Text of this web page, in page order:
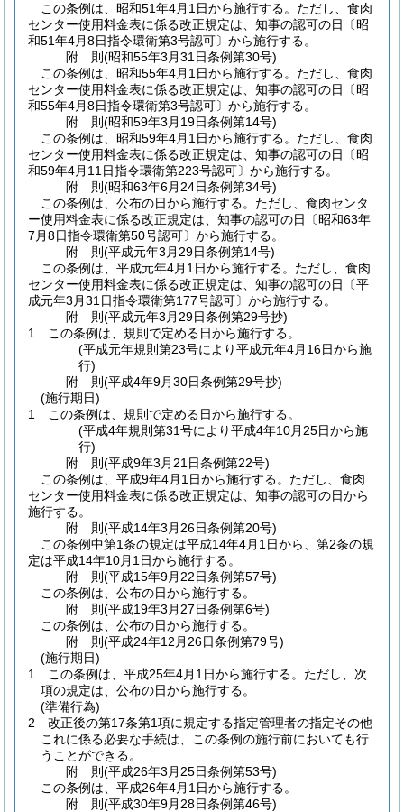
この条例は、昭和51年4月1日から施行する。 ただし、食肉
センター使用料金表に係る改正規定は、知事の認可の日〔昭
和51年4月8日指令環衛第3号認可〕から施行する。
附 則(昭和55年3月31日条例第30号)
この条例は、昭和55年4月1日から施行する。 ただし、食肉
センター使用料金表に係る改正規定は、知事の認可の日〔昭
和55年4月8日指令環衛第3号認可〕から施行する。
附 則(昭和59年3月19日条例第14号)
この条例は、昭和59年4月1日から施行する。 ただし、食肉
センター使用料金表に係る改正規定は、知事の認可の日〔昭
和59年4月11日指令環衛第223号認可〕から施行する。
附 則(昭和63年6月24日条例第34号)
この条例は、公布の日から施行する。 ただし、食肉センタ
ー使用料金表に係る改正規定は、知事の認可の日〔昭和63年
7月8日指令環衛第50号認可〕から施行する。
附 則(平成元年3月29日条例第14号)
この条例は、平成元年4月1日から施行する。 ただし、食肉
センター使用料金表に係る改正規定は、知事の認可の日〔平
成元年3月31日指令環衛第177号認可〕から施行する。
附 則(平成元年3月29日条例第29号抄)
1
この条例は、規則で定める日から施行する。
(平成元年規則第23号により平成元年4月16日から施
行)
附 則(平成4年9月30日条例第29号抄)
(施行期日)
1
この条例は、規則で定める日から施行する。
(平成4年規則第31号により平成4年10月25日から施
行)
附 則(平成9年3月21日条例第22号)
この条例は、平成9年4月1日から施行する。 ただし、食肉
センター使用料金表に係る改正規定は、知事の認可の日から
施行する。
附 則(平成14年3月26日条例第20号)
この条例中第1条の規定は平成14年4月1日から、第2条の規
定は平成14年10月1日から施行する。
附 則(平成15年9月22日条例第57号)
この条例は、公布の日から施行する。
附 則(平成19年3月27日条例第6号)
この条例は、公布の日から施行する。
附 則(平成24年12月26日条例第79号)
(施行期日)
1
この条例は、平成25年4月1日から施行する。 ただし、次
項の規定は、公布の日から施行する。
(準備行為)
2
改正後の第17条第1項に規定する指定管理者の指定その他
これに係る必要な手続は、この条例の施行前においても行
うことができる。
附 則(平成26年3月25日条例第53号)
この条例は、平成26年4月1日から施行する。
附 則(平成30年9月28日条例第46号)